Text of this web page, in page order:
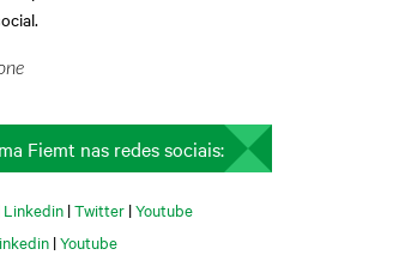
Fiemt nas redes sociais:
Linkedin |Twitter |Youtube
|Youtube